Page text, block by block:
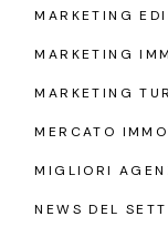
MARKETING
MARKETING
MARKETING
MERCATO
MIGLIORI
NEWS DEL